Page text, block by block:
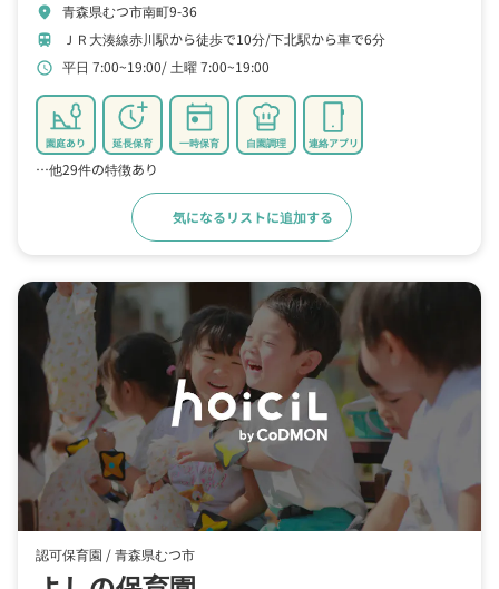
location_on 青森県むつ市南町9-36
train ＪＲ大湊線赤川駅から徒歩で10分 下北駅から車で6分
schedule 平日 7:00~19:00 土曜 7:00~19:00
園庭あり 延長保育 一時保育 自園調理 連絡アプリ
…他29件の特徴あり
気になるリストに追加する
認可保育園 /青森県むつ市